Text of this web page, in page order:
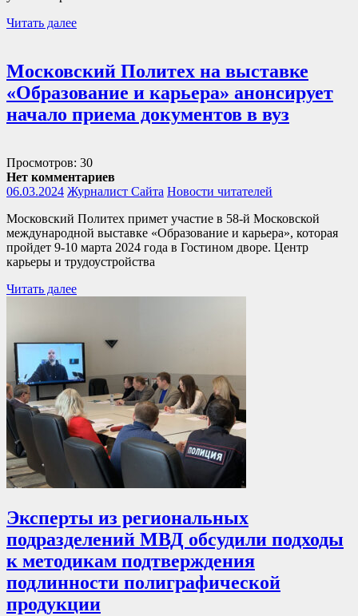
Читать далее
Московский Политех на выставке
«Образование и карьера» анонсирует
начало приема документов в вуз
Просмотров: 30
Нет комментариев
06.03.2024 Журналист Сайта Новости читателей
Московский Политех примет участие в 58-й Московской
международной выставке «Образование и карьера», которая
пройдет 9-10 марта 2024 года в Гостином дворе. Центр
карьеры и трудоустройства
Читать далее
Эксперты из региональных
подразделений МВД обсудили подходы
к методикам подтверждения
подлинности полиграфической
продукции